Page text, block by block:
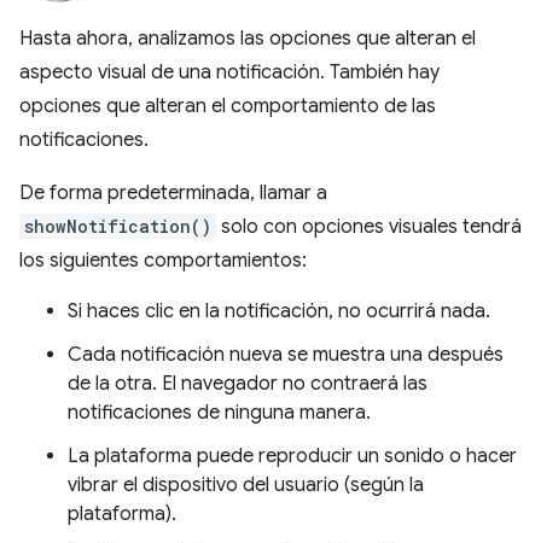
Hasta ahora, analizamos las opciones que alteran el
aspecto visual de una notificación. También hay
opciones que alteran el comportamiento de las
notificaciones.
De forma predeterminada, llamar a
showNotification() solo con opciones visuales tendrá
los siguientes comportamientos:
Si haces clic en la notificación, no ocurrirá nada.
Cada notificación nueva se muestra una después
de la otra. El navegador no contraerá las
notificaciones de ninguna manera.
La plataforma puede reproducir un sonido o hacer
vibrar el dispositivo del usuario (según la
plataforma).